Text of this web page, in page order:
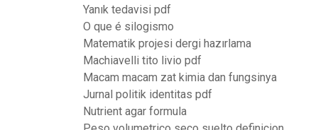
Yanık tedavisi pdf
O que é silogismo
Matematik projesi dergi hazırlama
Machiavelli tito livio pdf
Macam macam zat kimia dan fungsinya
Jurnal politik identitas pdf
Nutrient agar formula